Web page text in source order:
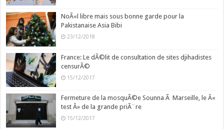
NoÃ«l libre mais sous bonne garde pour la
Pakistanaise Asia Bibi
23/12/2018
France: Le dÃ©lit de consultation de sites djihadistes
censurÃ©
15/12/2017
Fermeture de la mosquÃ©e Sounna Ã Marseille, le Â«
test Â» de la grande priÃ¨re
15/12/2017